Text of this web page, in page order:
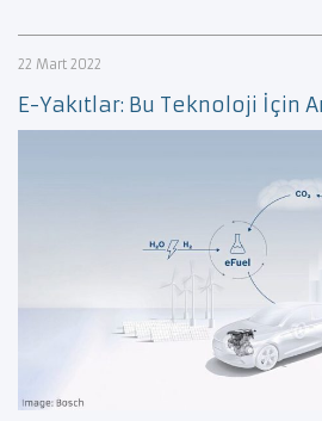
22 Mart 2022
E-Yakıtlar: Bu Teknoloji İçin